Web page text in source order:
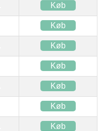
Køb
Køb
Køb
Køb
Køb
Køb
Køb